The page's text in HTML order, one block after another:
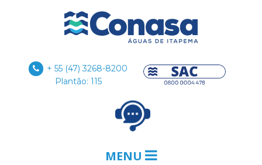
+ 55 (47) 3268-8200
Plantão: 115
MENU